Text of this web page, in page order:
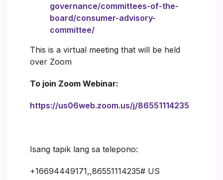
governance/committees-of-the-
board/consumer-advisory-
committee/
This is a virtual meeting that will be held
over Zoom
To join Zoom Webinar:
https://us06web.zoom.us/j/86551114235
Isang tapik lang sa telepono:
+16694449171,,86551114235# US